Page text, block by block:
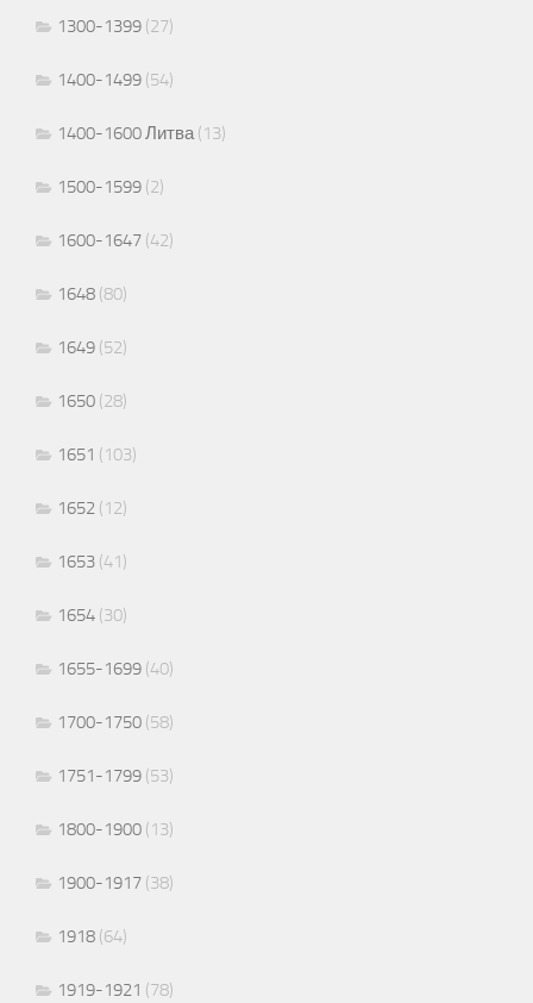
1300-1399 (27)
1400-1499 (54)
1400-1600 Литва(13)
1500-1599 (2)
1600-1647 (42)
1648 (80)
1649 (52)
1650 (28)
1651 (103)
1652 (12)
1653 (41)
1654 (30)
1655-1699 (40)
1700-1750 (58)
1751-1799 (53)
1800-1900 (13)
1900-1917 (38)
1918 (64)
1919-1921 (78)